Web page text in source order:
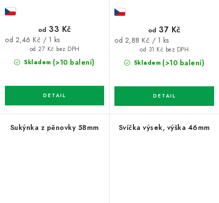
Skladem (>10 balení)
od 27 Kč bez DPH
od 33 Kč
Měrná
od 2,46 Kč / 1 ks
Skladem (>10 balení)
od 31 Kč bez DPH
od 37 Kč
Měrná
od 2,88 Kč / 1 ks
Sukýnka z pěnovky 58mm Svíčka výsek, výška 46mm